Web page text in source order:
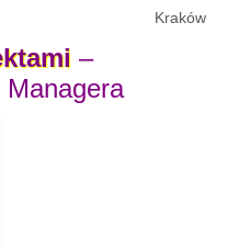
Kraków
–